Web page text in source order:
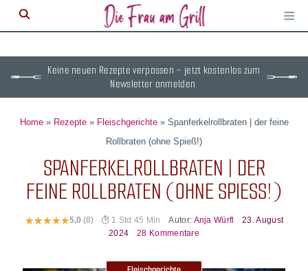
≡
Keine neuen Rezepte verpassen – jetzt kostenlos zum
Newsletter anmelden.
Home» Rezepte» Fleischgerichte» Spanferkelrollbraten | der feine
Rollbraten (ohne Spieß!)
SPANFERKELROLLBRATEN | DER
FEINE ROLLBRATEN (OHNE SPIESS!)
5,0 (8) 1 Std 45 Min Autor: Anja Würfl
23. August
2024
28 Kommentare